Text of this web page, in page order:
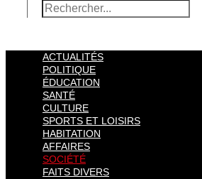
ACTUALITÉS
POLITIQUE
ÉDUCATION
SANTÉ
CULTURE
SPORTS ET LOISIRS
HABITATION
AFFAIRES
SOCIÉTÉ
FAITS DIVERS